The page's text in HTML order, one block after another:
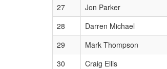
27
Jon Parker
28
Darren Michael
29
Mark Thompson
30
Craig Ellis